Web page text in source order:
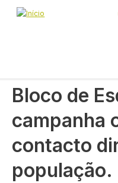
Passar para o conteúdo
Navegação
Início
Bloco de Esquerda
Bloco de
campanha
contacto
população.